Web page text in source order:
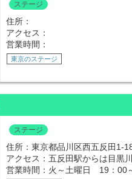
ステージ
住所：
アクセス：
営業時間：
東京のステージ
ステージ
住所：東京都品川区西五反田1-
アクセス：五反田駅からは目黒
営業時間：火～土曜日 19：00